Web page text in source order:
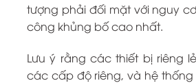
tượng phải đối mặt với nguy
công khủng bố cao nhất.
Lưu ý rằng các thiết bị riêng
các cấp độ riêng, và hệ